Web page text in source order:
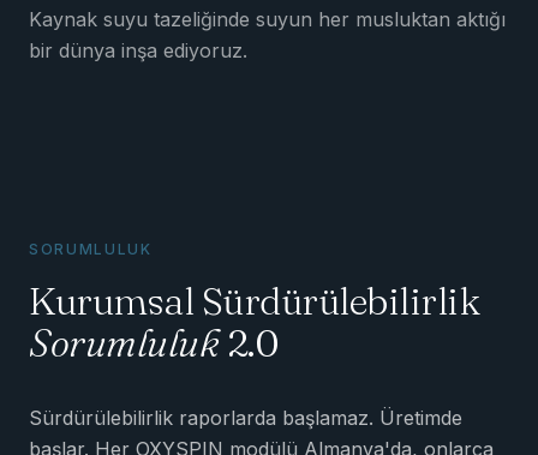
Kaynak suyu tazeliğinde suyun her musluktan aktığı
bir dünya inşa ediyoruz.
SORUMLULUK
Kurumsal Sürdürülebilirlik
Sorumluluk 2.0
Sürdürülebilirlik raporlarda başlamaz. Üretimde
başlar. Her OXYSPIN modülü Almanya'da, onlarca